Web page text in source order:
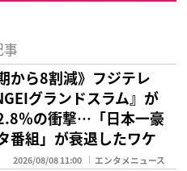
事
から8割減》フジテレ
グランドスラム』が
％の衝撃…「日本一豪
番組」が衰退したワケ
2026/08/08 11:00 エンタメニュース